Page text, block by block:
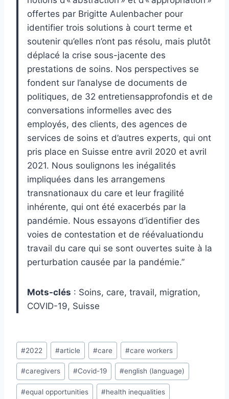
offertes par Brigitte Aulenbacher pour
identifier trois solutions à court terme et
soutenir qu’elles n’ont pas résolu, mais plutôt
déplacé la crise sous-jacente des
prestations de soins. Nos perspectives se
fondent sur l’analyse de documents de
politiques, de 32 entretiensapprofondis et de
conversations informelles avec des
employés, des clients, des agences de
services de soins et d’autres experts, qui ont
pris place en Suisse entre avril 2020 et avril
2021. Nous soulignons les inégalités
impliquées dans les arrangemens
transnationaux du care et leur fragilité
inhérente, qui ont été exacerbés par la
pandémie. Nous essayons d’identifier des
voies de contestation et de réévaluationdu
travail du care qui se sont ouvertes suite à la
perturbation causée par la pandémie.”
Mots-clés : Soins, care, travail, migration,
COVID-19, Suisse
Post
Tags:
#2022 #article #care #care workers
#caregivers #Covid-19 #english (language)
#equal opportunities #health inequalities